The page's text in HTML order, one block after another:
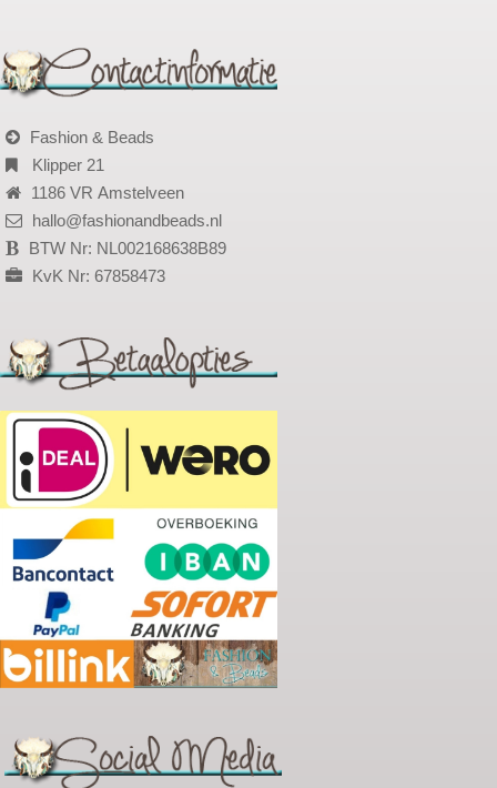
Fashion & Beads
Klipper 21
1186 VR Amstelveen
hallo@fashionandbeads.nl
BTW Nr: NL002168638B89
KvK Nr: 67858473